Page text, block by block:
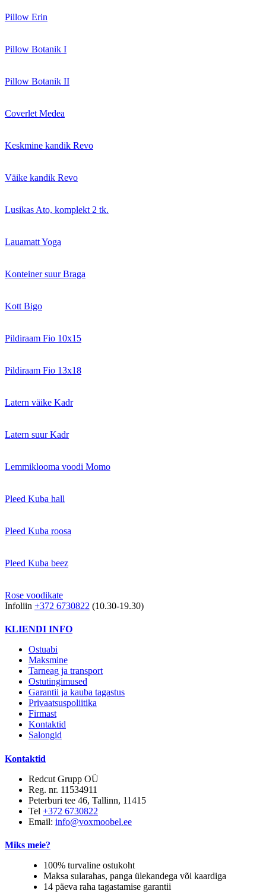
Pillow Erin
Pillow Botanik I
Pillow Botanik II
Coverlet Medea
Keskmine kandik Revo
Väike kandik Revo
Lusikas Ato, komplekt 2 tk.
Lauamatt Yoga
Konteiner suur Braga
Kott Bigo
Pildiraam Fio 10x15
Pildiraam Fio 13x18
Latern väike Kadr
Latern suur Kadr
Lemmiklooma voodi Momo
Pleed Kuba hall
Pleed Kuba roosa
Pleed Kuba beez
Rose voodikate
Infoliin +372 6730822 (10.30-19.30)
KLIENDI INFO
Ostuabi
Maksmine
Tarneag ja transport
Ostutingimused
Garantii ja kauba tagastus
Privaatsuspoliitika
Firmast
Kontaktid
Salongid
Kontaktid
Redcut Grupp OÜ
Reg. nr. 11534911
Peterburi tee 46, Tallinn, 11415
Tel +372 6730822
Email: info@voxmoobel.ee
Miks meie?
100% turvaline ostukoht
Maksa sularahas, panga ülekandega või kaardiga
14 päeva raha tagastamise garantii